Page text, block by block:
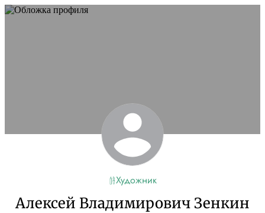
Художник
Алексей Владимирович Зенкин